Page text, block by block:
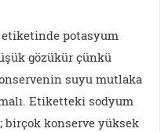
etiketinde potasyum
gözükür çünkü
suyu mutlaka
Etiketteki sodyum
konserve yüksek